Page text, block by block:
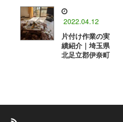
2022.04.12
片付け作業の実
績紹介｜埼玉県
北足立郡伊奈町